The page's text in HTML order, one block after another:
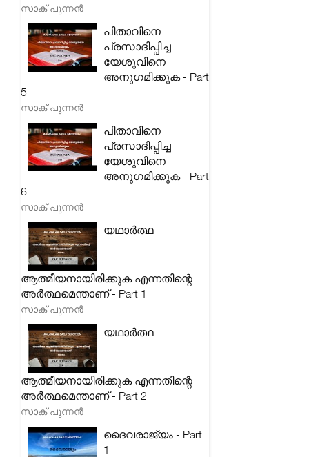
സാക് പുന്നൻ
പിതാവിനെ
പ്രസാദിപ്പിച്ച
യേശുവിനെ
അനുഗമിക്കുക - Part
5
സാക് പുന്നൻ
പിതാവിനെ
പ്രസാദിപ്പിച്ച
യേശുവിനെ
അനുഗമിക്കുക - Part
6
സാക് പുന്നൻ
യഥാർത്ഥ
ആത്മീയനായിരിക്കുക എന്നതിന്റെ
അർത്ഥമെന്താണ് - Part 1
സാക് പുന്നൻ
യഥാർത്ഥ
ആത്മീയനായിരിക്കുക എന്നതിന്റെ
അർത്ഥമെന്താണ് - Part 2
സാക് പുന്നൻ
ദൈവരാജ്യം - Part
1